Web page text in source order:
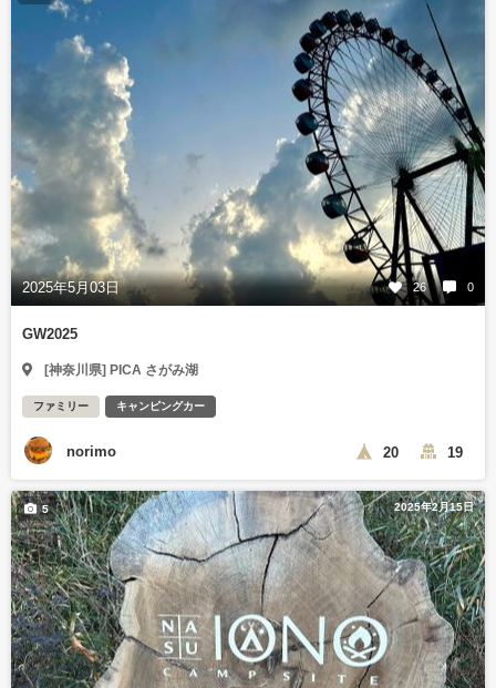
2025年5月03日 26 0
GW2025
[神奈川県] PICA さがみ湖
ファミリー キャンピングカー
norimo 20 19
2025年2月15日
5